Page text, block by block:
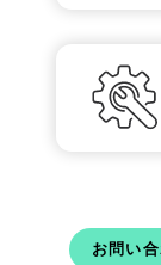
お問い